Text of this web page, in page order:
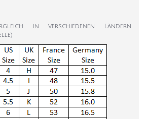
in verschiedenen Ländern